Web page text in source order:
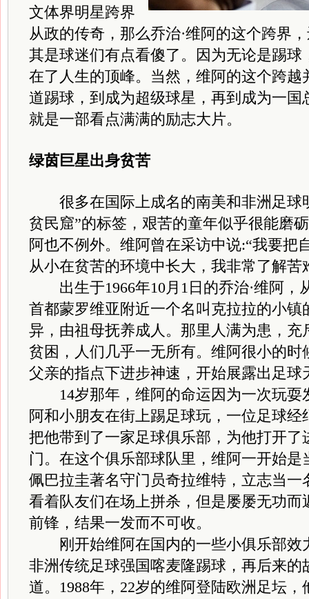
文体界明星跨界
从政的传奇，那么乔治·维阿的这个跨界
其是球迷们有点看傻了。因为无论是踢球
在了人生的顶峰。当然，维阿的这个跨越
道踢球，到成为超级球星，再到成为一国
就是一部看点满满的励志大片。
绿茵巨星出身贫苦
很多在国际上成名的南美和非洲足球
贫民窟”的标签，艰苦的童年似乎很能磨
阿也不例外。维阿曾在采访中说:“我要把
从小在贫苦的环境中长大，我非常了解苦
出生于1966年10月1日的乔治·维阿，
首都蒙罗维亚附近一个名叫克拉拉的小镇
异，由祖母抚养成人。那里人满为患，充
贫困，人们几乎一无所有。维阿很小的时
父亲的指点下进步神速，开始展露出足球
14岁那年，维阿的命运因为一次玩耍
阿和小朋友在街上踢足球玩，一位足球
把他带到了一家足球俱乐部，为他打开了
门。在这个俱乐部球队里，维阿一开始
佩巴拉圭著名守门员奇拉维特，立志当一
看着队友们在场上拼杀，但是屡屡无功而
前锋，结果一发而不可收。
刚开始维阿在国内的一些小俱乐部效
非洲传统足球强国喀麦隆踢球，再后来的
道。1988年，22岁的维阿登陆欧洲足坛